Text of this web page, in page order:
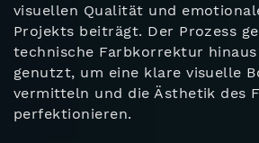
visuellen Qualität und
Projekts beiträgt. Der Prozess
technische Farbkorrektur
genutzt, um eine klare visuelle
vermitteln und die Ästhetik des
perfektionieren.